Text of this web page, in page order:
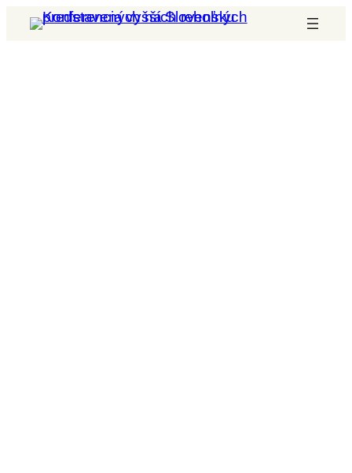
Prejsť